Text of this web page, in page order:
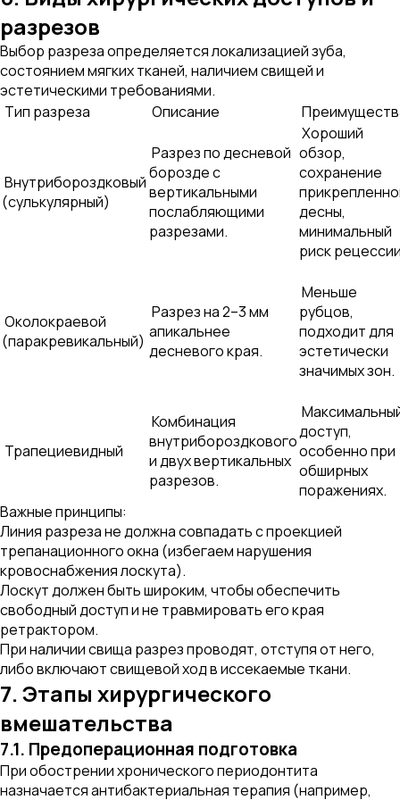
разрезов
Выбор разреза определяется локализацией зуба,
состоянием мягких тканей, наличием свищей и
эстетическими требованиями.
Тип разреза
Описание
Внутрибороздковый
(сулькулярный)
Разрез по десневой
борозде с
вертикальными
послабляющими
разрезами.
Хороший
обзор,
сохранение
десны,
минимальный
риск
Околокраевой
(паракревикальный)
Разрез на 2–3 мм
апикальнее
десневого края.
Меньше
рубцов,
подходит для
эстетически
значимых зон.
Трапециевидный
Комбинация
внутрибороздкового
и двух вертикальных
разрезов.
доступ,
особенно при
обширных
поражениях.
Важные принципы:
Линия разреза не должна совпадать с проекцией
трепанационного окна (избегаем нарушения
кровоснабжения лоскута).
Лоскут должен быть широким, чтобы обеспечить
свободный доступ и не травмировать его края
ретрактором.
При наличии свища разрез проводят, отступя от него,
либо включают свищевой ход в иссекаемые ткани.
7. Этапы хирургического
вмешательства
7.1. Предоперационная подготовка
При обострении хронического периодонтита
назначается антибактериальная терапия (например,